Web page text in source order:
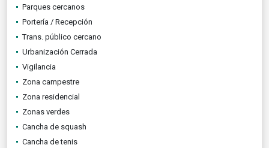
Parques cercanos
Portería / Recepción
Trans. público cercano
Urbanización Cerrada
Vigilancia
Zona campestre
Zona residencial
Zonas verdes
Cancha de squash
Cancha de tenis